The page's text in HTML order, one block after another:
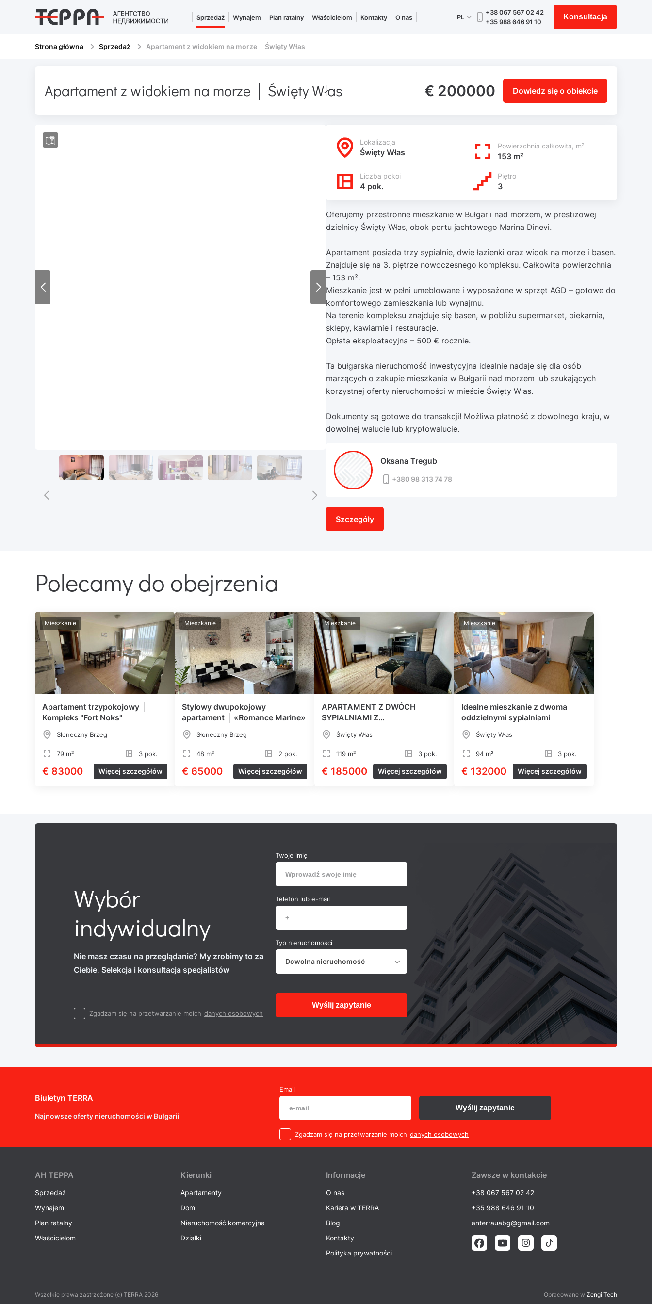
Sprzedaż Wynajem Plan ratalny Właścicielom Kontakty O nas PL
+38 067 567 02 42
+35 988 646 91 10
Konsultacja
Strona główna Sprzedaż Apartament z widokiem na morze │ Święty Włas
Apartament z widokiem na morze │ Święty Włas € 200000 Dowiedz się o obiekcie
Lokalizacja
Święty Włas
Powierzchnia całkowita, m²
153 m²
Liczba pokoi
4 pok.
Piętro
3
Oferujemy przestronne mieszkanie w Bułgarii nad morzem, w prestiżowej
dzielnicy Święty Włas, obok portu jachtowego Marina Dinevi.
Apartament posiada trzy sypialnie, dwie łazienki oraz widok na morze i basen.
Znajduje się na 3. piętrze nowoczesnego kompleksu. Całkowita powierzchnia
– 153 m².
Mieszkanie jest w pełni umeblowane i wyposażone w sprzęt AGD – gotowe do
komfortowego zamieszkania lub wynajmu.
Na terenie kompleksu znajduje się basen, w pobliżu supermarket, piekarnia,
sklepy, kawiarnie i restauracje.
Opłata eksploatacyjna – 500 € rocznie.
Ta bułgarska nieruchomość inwestycyjna idealnie nadaje się dla osób
marzących o zakupie mieszkania w Bułgarii nad morzem lub szukających
korzystnej oferty nieruchomości w mieście Święty Włas.
Dokumenty są gotowe do transakcji! Możliwa płatność z dowolnego kraju, w
dowolnej walucie lub kryptowalucie.
Oksana Tregub
+380 98 313 74 78
Szczegóły
Polecamy do obejrzenia
Mieszkanie
Apartament trzypokojowy │
Kompleks "Fort Noks"
Słoneczny Brzeg
79 m² 3 pok.
€ 83000 Więcej szczegółów
Mieszkanie
Stylowy dwupokojowy
apartament │ «Romance Marine»
Słoneczny Brzeg
48 m² 2 pok.
€ 65000 Więcej szczegółów
Mieszkanie
APARTAMENT Z DWÓCH
SYPIALNIAMI Z
PANORAMICZNYM WIDOKIEM
NA MORZE
Święty Włas
119 m² 3 pok.
€ 185000 Więcej szczegółów
Mieszkanie
Idealne mieszkanie z dwoma
oddzielnymi sypialniami
Święty Włas
94 m² 3 pok.
€ 132000 Więcej szczegółów
Wybór
indywidualny
Nie masz czasu na przeglądanie? My zrobimy to za
Ciebie. Selekcja i konsultacja specjalistów
Twoje imię
Telefon lub e-mail
Typ nieruchomości
Dowolna nieruchomość
Wyślij zapytanie
Zgadzam się na przetwarzanie moich danych osobowych
Biuletyn TERRA
Najnowsze oferty nieruchomości w Bułgarii
Email
Zgadzam się na przetwarzanie moich danych osobowych
Wyślij zapytanie
AH ТEPPA
Sprzedaż
Wynajem
Plan ratalny
Właścicielom
Kierunki
Apartamenty
Dom
Nieruchomość komercyjna
Działki
Informacje
O nas
Kariera w TERRA
Blog
Kontakty
Polityka prywatności
Zawsze w kontakcie
+38 067 567 02 42
+35 988 646 91 10
anterrauabg@gmail.com
Wszelkie prawa zastrzeżone (c) TERRA 2026 Opracowane w Zengi.Tech